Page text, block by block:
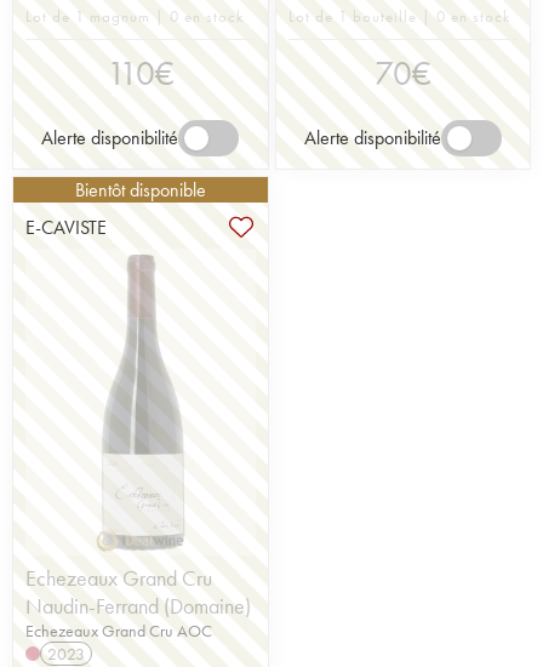
Lot de 1 magnum | 0 en stock
110€
Alerte disponibilité
Lot de 1 bouteille | 0 en stock
70€
Alerte disponibilité
Bientôt disponible
E-CAVISTE
Echezeaux Grand Cru
Naudin-Ferrand (Domaine)
Echezeaux Grand Cru AOC
2023